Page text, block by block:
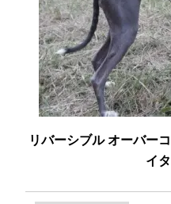
リバーシブル オーバー
イ